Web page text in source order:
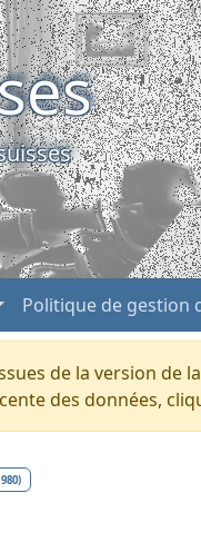
Politique de gestion
de la version de
des données,